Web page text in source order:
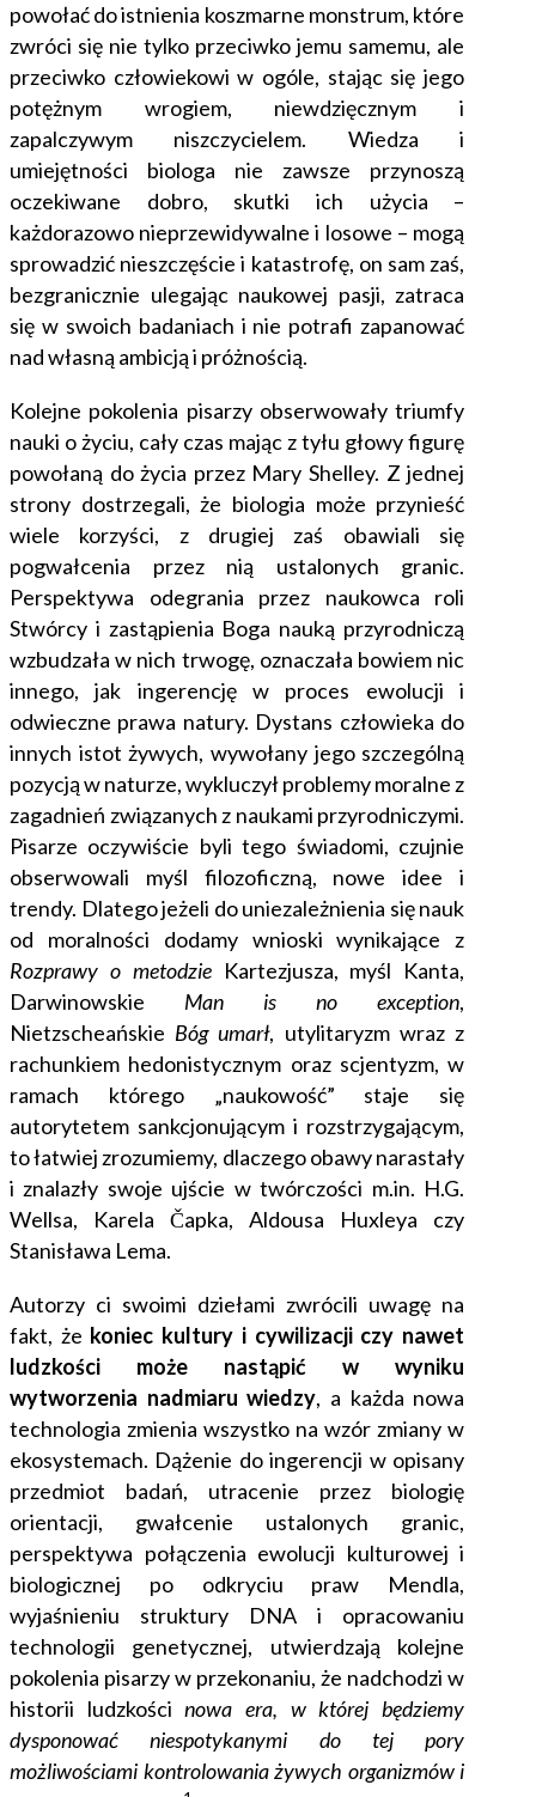
powołać do istnienia koszmarne monstrum, które
zwróci się nie tylko przeciwko jemu samemu, ale
przeciwko człowiekowi w ogóle, stając się jego
potężnym wrogiem, niewdzięcznym i
zapalczywym niszczycielem. Wiedza i
umiejętności biologa nie zawsze przynoszą
oczekiwane dobro, skutki ich użycia –
każdorazowo nieprzewidywalne i losowe – mogą
sprowadzić nieszczęście i katastrofę, on sam zaś,
bezgranicznie ulegając naukowej pasji, zatraca
się w swoich badaniach i nie potrafi zapanować
nad własną ambicją i próżnością.
Kolejne pokolenia pisarzy obserwowały triumfy
nauki o życiu, cały czas mając z tyłu głowy figurę
powołaną do życia przez Mary Shelley. Z jednej
strony dostrzegali, że biologia może przynieść
wiele korzyści, z drugiej zaś obawiali się
pogwałcenia przez nią ustalonych granic.
Perspektywa odegrania przez naukowca roli
Stwórcy i zastąpienia Boga nauką przyrodniczą
wzbudzała w nich trwogę, oznaczała bowiem nic
innego, jak ingerencję w proces ewolucji i
odwieczne prawa natury. Dystans człowieka do
innych istot żywych, wywołany jego szczególną
pozycją w naturze, wykluczył problemy moralne z
zagadnień związanych z naukami przyrodniczymi.
Pisarze oczywiście byli tego świadomi, czujnie
obserwowali myśl filozoficzną, nowe idee i
trendy. Dlatego jeżeli do uniezależnienia się nauk
od moralności dodamy wnioski wynikające z
Rozprawy o metodzieKartezjusza, myśl Kanta,
Darwinowskie Man is no exception,
Nietzscheańskie Bóg umarł, utylitaryzm wraz z
rachunkiem hedonistycznym oraz scjentyzm, w
ramach którego „naukowość” staje się
autorytetem sankcjonującym i rozstrzygającym,
to łatwiej zrozumiemy, dlaczego obawy narastały
i znalazły swoje ujście w twórczości m.in. H.G.
Wellsa, Karela Čapka, Aldousa Huxleya czy
Stanisława Lema.
Autorzy ci swoimi dziełami zwrócili uwagę na
fakt, że koniec kultury i cywilizacji czy nawet
ludzkości może nastąpić w wyniku
wytworzenia nadmiaru wiedzy, a każda nowa
technologia zmienia wszystko na wzór zmiany w
ekosystemach. Dążenie do ingerencji w opisany
przedmiot badań, utracenie przez biologię
orientacji, gwałcenie ustalonych granic,
perspektywa połączenia ewolucji kulturowej i
biologicznej po odkryciu praw Mendla,
wyjaśnieniu struktury DNA i opracowaniu
technologii genetycznej, utwierdzają kolejne
pokolenia pisarzy w przekonaniu, że nadchodzi w
historii ludzkościnowa era, w której będziemy
dysponowaćniespotykanymi do tej pory
możliwościami kontrolowania żywych organizmów i